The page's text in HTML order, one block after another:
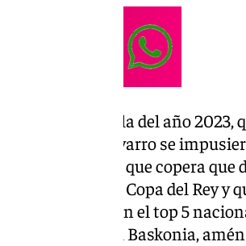
del Unicaja fue la del año 2023,
los de Ibon Navarro se
trata de la quinta que copera
su tercera Copa del Rey y
entrando así en el top 5
el Joventut y el Baskonia,